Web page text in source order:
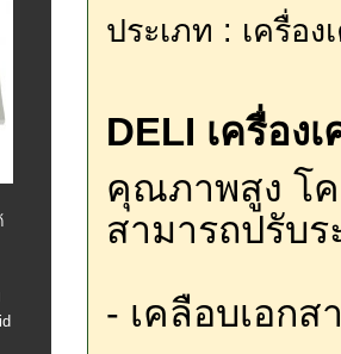
ประเภท : เครื่อง
DELI เครื่อง
คุณภาพสูง โค
สามารถปรับ
- เคลือบเอกส